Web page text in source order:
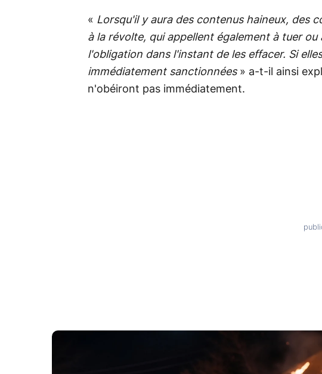
« Lorsqu'il y aura des contenus haineux, des
à la révolte, qui appellent également à tuer
l'obligation dans l'instant de les effacer. Si
immédiatement sanctionnées» a-t-il ainsi
n'obéiront pas immédiatement.